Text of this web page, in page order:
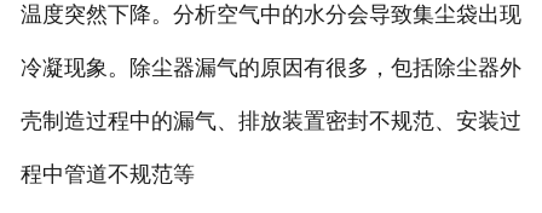
温度突然下降。分析空气中的水分会导致集尘袋出现
冷凝现象。除尘器漏气的原因有很多，包括除尘器外
壳制造过程中的漏气、排放装置密封不规范、安装过
程中管道不规范等